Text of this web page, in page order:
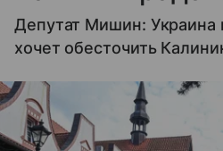
Депутат Мишин: Украина
хочет обесточить